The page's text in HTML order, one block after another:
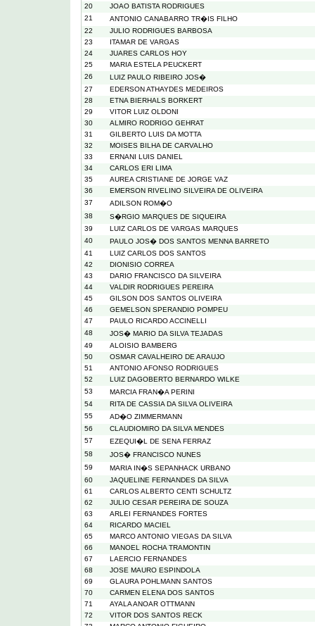
20
JOAO BATISTA RODRIGUES
21
ANTONIO CANABARRO TR�IS FILHO
22
JULIO RODRIGUES BARBOSA
23
ITAMAR DE VARGAS
24
JUARES CARLOS HOY
25
MARIA ESTELA PEUCKERT
26
LUIZ PAULO RIBEIRO JOS�
27
EDERSON ATHAYDES MEDEIROS
28
ETNA BIERHALS BORKERT
29
VITOR LUIZ OLDONI
30
ALMIRO RODRIGO GEHRAT
31
GILBERTO LUIS DA MOTTA
32
MOISES BILHA DE CARVALHO
33
ERNANI LUIS DANIEL
34
CARLOS ERI LIMA
35
AUREA CRISTIANE DE JORGE VAZ
36
EMERSON RIVELINO SILVEIRA DE OLIVEIRA
37
ADILSON ROM�O
38
S�RGIO MARQUES DE SIQUEIRA
39
LUIZ CARLOS DE VARGAS MARQUES
40
PAULO JOS� DOS SANTOS MENNA BARRETO
41
LUIZ CARLOS DOS SANTOS
42
DIONISIO CORREA
43
DARIO FRANCISCO DA SILVEIRA
44
VALDIR RODRIGUES PEREIRA
45
GILSON DOS SANTOS OLIVEIRA
46
GEMELSON SPERANDIO POMPEU
47
PAULO RICARDO ACCINELLI
48
JOS� MARIO DA SILVA TEJADAS
49
ALOISIO BAMBERG
50
OSMAR CAVALHEIRO DE ARAUJO
51
ANTONIO AFONSO RODRIGUES
52
LUIZ DAGOBERTO BERNARDO WILKE
53
MARCIA FRAN�A PERINI
54
RITA DE CASSIA DA SILVA OLIVEIRA
55
AD�O ZIMMERMANN
56
CLAUDIOMIRO DA SILVA MENDES
57
EZEQUI�L DE SENA FERRAZ
58
JOS� FRANCISCO NUNES
59
MARIA IN�S SEPANHACK URBANO
60
JAQUELINE FERNANDES DA SILVA
61
CARLOS ALBERTO CENTI SCHULTZ
62
JULIO CESAR PEREIRA DE SOUZA
63
ARLEI FERNANDES FORTES
64
RICARDO MACIEL
65
MARCO ANTONIO VIEGAS DA SILVA
66
MANOEL ROCHA TRAMONTIN
67
LAERCIO FERNANDES
68
JOSE MAURO ESPINDOLA
69
GLAURA POHLMANN SANTOS
70
CARMEN ELENA DOS SANTOS
71
AYALA ANOAR OTTMANN
72
VITOR DOS SANTOS RECK